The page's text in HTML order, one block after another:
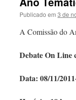
Publicado em 3 de
A Comissão do
Debate On Line
Data: 08/11/